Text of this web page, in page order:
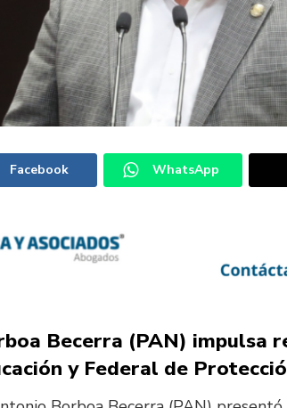
Facebook WhatsApp
Becerra (PAN) impulsa
y Federal de